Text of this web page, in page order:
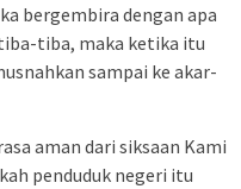
bergembira dengan apa
tiba, maka ketika itu
sampai ke akar-
aman dari siksaan Kami
penduduk negeri itu